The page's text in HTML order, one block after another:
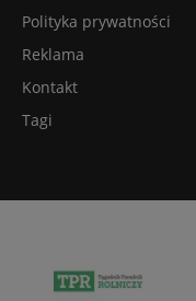
Polityka prywatności
Reklama
Kontakt
Tagi